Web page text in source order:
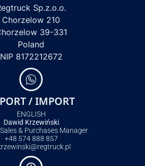
Sp.z.o.o.
Chorzelow 210
39-331
Poland
NIP 8172212672
/ IMPORT
ENGLISH
Dawid Krzewiński
& Purchases Manager
+48 574 888 857